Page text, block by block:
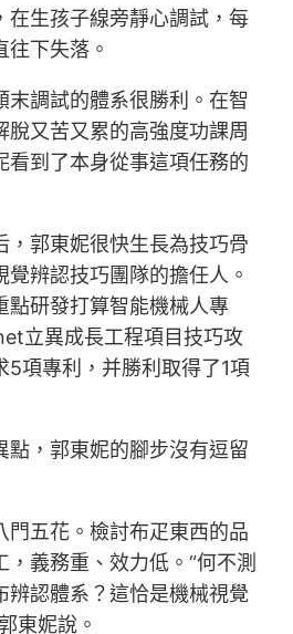
在生孩子線旁靜心調試，每
往下失落。
末調試的體系很勝利。在智
脫又苦又累的高強度功課周
看到了本身從事這項任務的
，郭東妮很快生長為技巧骨
辨認技巧團隊的擔任人。
點研發打算智能機械人專
立異成長工程項目技巧攻
5項專利，并勝利取得了1項
點，郭東妮的腳步沒有逗留
門五花。檢討布疋東西的品
義務重、效力低。“何不測
辨認體系？這恰是機械視覺
東妮說。